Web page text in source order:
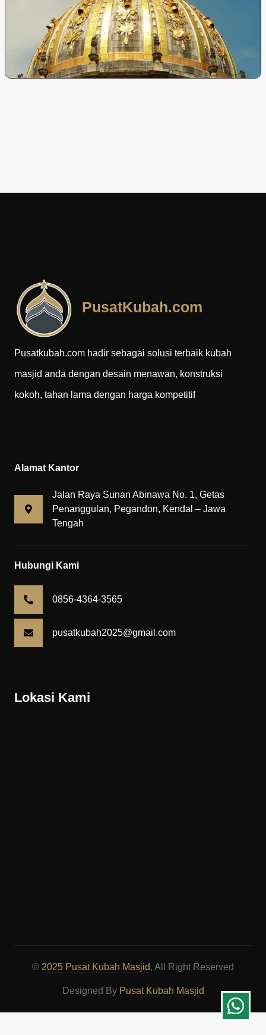
PusatKubah.com
Pusatkubah.com hadir sebagai solusi terbaik kubah
masjid anda dengan desain menawan, konstruksi
kokoh, tahan lama dengan harga kompetitif
Alamat Kantor
Jalan Raya Sunan Abinawa No. 1, Getas
Penanggulan, Pegandon, Kendal – Jawa
Tengah
Hubungi Kami
0856-4364-3565
pusatkubah2025@gmail.com
Lokasi Kami
© 2025 Pusat Kubah Masjid, All Right Reserved
Designed By Pusat Kubah Masjid